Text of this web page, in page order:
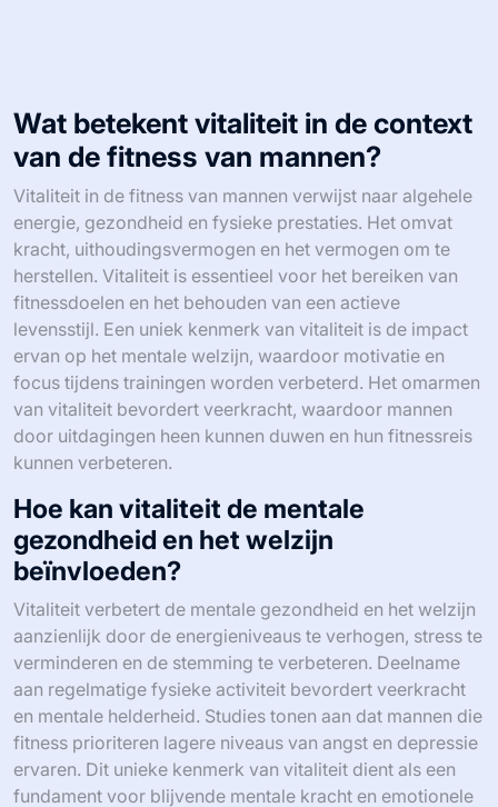
Wat betekent vitaliteit in de context
van de fitness van mannen?
Vitaliteit in de fitness van mannen verwijst naar algehele
energie, gezondheid en fysieke prestaties. Het omvat
kracht, uithoudingsvermogen en het vermogen om te
herstellen. Vitaliteit is essentieel voor het bereiken van
fitnessdoelen en het behouden van een actieve
levensstijl. Een uniek kenmerk van vitaliteit is de impact
ervan op het mentale welzijn, waardoor motivatie en
focus tijdens trainingen worden verbeterd. Het omarmen
van vitaliteit bevordert veerkracht, waardoor mannen
door uitdagingen heen kunnen duwen en hun fitnessreis
kunnen verbeteren.
Hoe kan vitaliteit de mentale
gezondheid en het welzijn
beïnvloeden?
Vitaliteit verbetert de mentale gezondheid en het welzijn
aanzienlijk door de energieniveaus te verhogen, stress te
verminderen en de stemming te verbeteren. Deelname
aan regelmatige fysieke activiteit bevordert veerkracht
en mentale helderheid. Studies tonen aan dat mannen die
fitness prioriteren lagere niveaus van angst en depressie
ervaren. Dit unieke kenmerk van vitaliteit dient als een
fundament voor blijvende mentale kracht en emotionele